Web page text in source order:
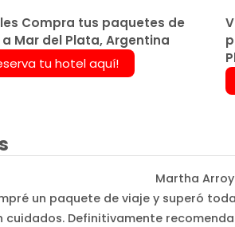
Compra tus paquetes de
Mar del Plata, Argentina
tu hotel aquí!
Martha
un paquete de viaje y superó
cuidados. Definitivamente